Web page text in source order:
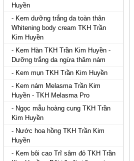
Huyền
- Kem dưỡng trắng da toàn thân
Whitening body cream TKH Trần
Kim Huyền
- Kem Hàn TKH Trần Kim Huyền -
Dưỡng trắng da ngừa thâm nám
- Kem mụn TKH Trần Kim Huyền
- Kem nám Melasma Trần Kim
Huyền - TKH Melasma Pro
- Ngọc mẫu hoàng cung TKH Trần
Kim Huyền
- Nước hoa hồng TKH Trần Kim
Huyền
- Kem bôi cao Trĩ sâm đỏ TKH Trần